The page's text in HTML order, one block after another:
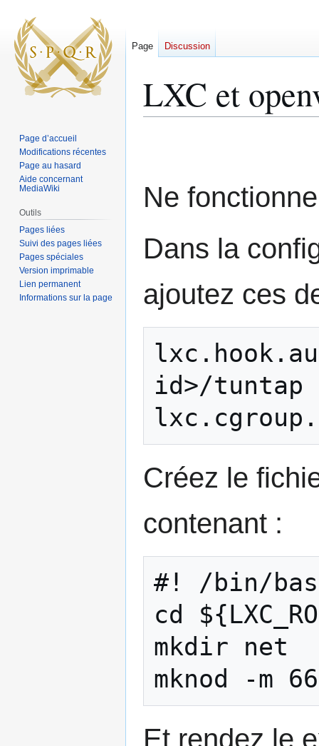
LXC et
Ne
Dans la
ajoutez ces
id>/tuntap
Créez le
contenant :
#! /bin/
cd
mkdir net
Et rendez le
Page Discussion
Page d’accueil
Modifications récentes
Page au hasard
Aide concernant
MediaWiki
Outils
Pages liées
Suivi des pages liées
Pages spéciales
Version imprimable
Lien permanent
Informations sur la page